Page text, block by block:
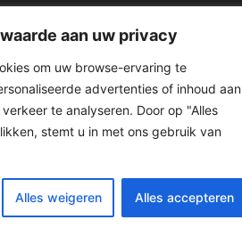
aan uw privacy
om uw browse-ervaring te
advertenties of inhoud aan
te analyseren. Door op "Alles
stemt u in met ons gebruik van
Alles weigeren Alles accepteren
Voor 17:00 besteld
Dezelfde dag verzonden